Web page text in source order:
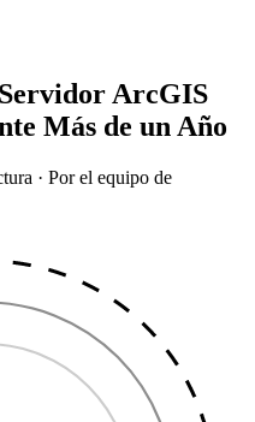
ArcGIS
Más de un Año
· Por el equipo de